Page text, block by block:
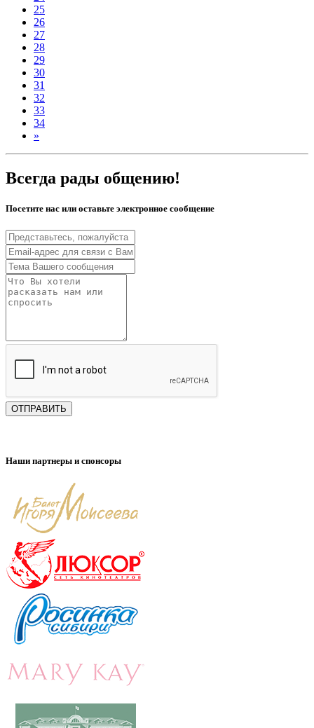
25
26
27
28
29
30
31
32
33
34
»
Всегда рады общению!
Посетите нас или оставьте электронное сообщение
ОТПРАВИТЬ
Наши партнеры и спонсоры